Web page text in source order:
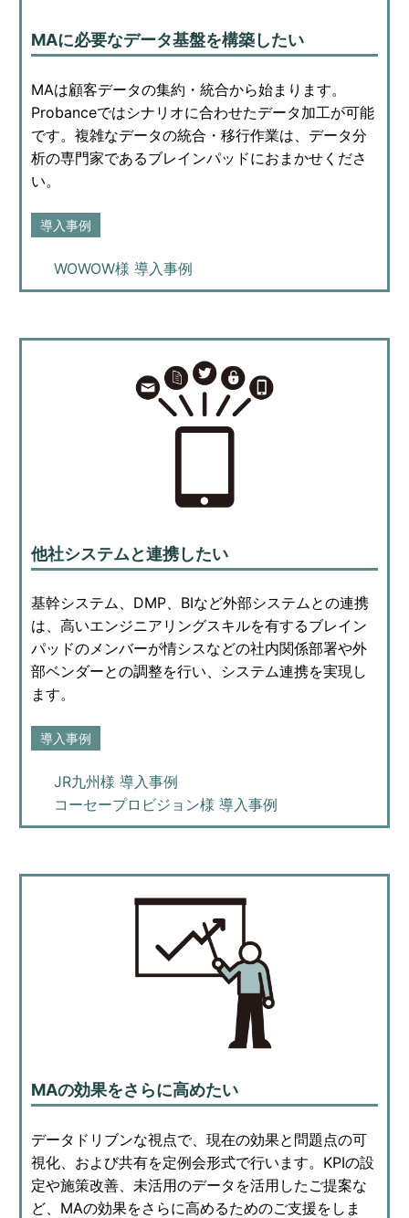
MAに必要なデータ基盤を構築したい
MAは顧客データの集約・統合から始まります。
Probanceではシナリオに合わせたデータ加工が可能
です。複雑なデータの統合・移行作業は、データ分
析の専門家であるブレインパッドにおまかせくださ
い。
導入事例
WOWOW様 導入事例
他社システムと連携したい
基幹システム、DMP、BIなど外部システムとの連携
は、高いエンジニアリングスキルを有するブレイン
パッドのメンバーが情シスなどの社内関係部署や外
部ベンダーとの調整を行い、システム連携を実現し
ます。
導入事例
JR九州様 導入事例
コーセープロビジョン様 導入事例
MAの効果をさらに高めたい
データドリブンな視点で、現在の効果と問題点の可
視化、および共有を定例会形式で行います。KPIの設
定や施策改善、未活用のデータを活用したご提案な
ど、MAの効果をさらに高めるためのご支援をしま